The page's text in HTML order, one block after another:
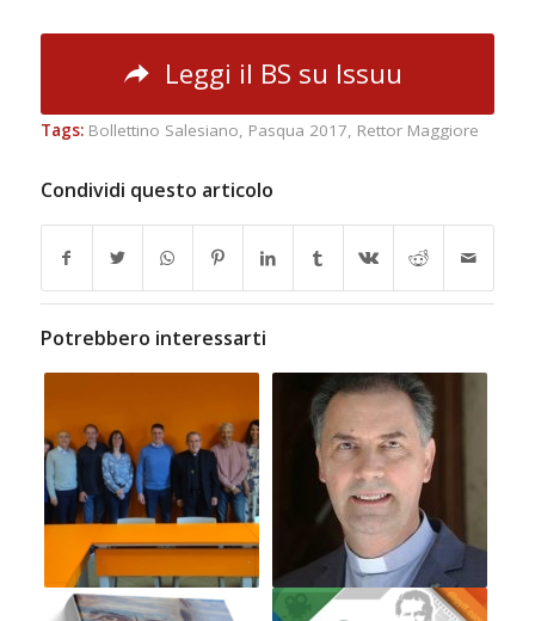
Leggi il BS su Issuu
Tags: Bollettino Salesiano, Pasqua 2017, Rettor Maggiore
Condividi questo articolo
Potrebbero interessarti